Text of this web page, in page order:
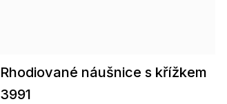
Rhodiované náušnice s křížkem
3991